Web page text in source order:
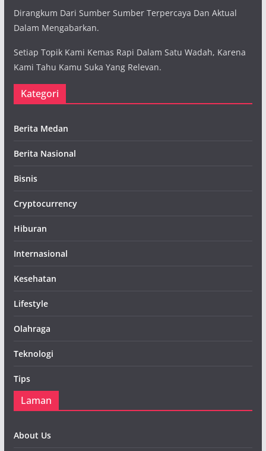
Dirangkum Dari Sumber Sumber Terpercaya Dan Aktual
Dalam Mengabarkan.
Setiap Topik Kami Kemas Rapi Dalam Satu Wadah, Karena
Kami Tahu Kamu Suka Yang Relevan.
Kategori
Berita Medan
Berita Nasional
Bisnis
Cryptocurrency
Hiburan
Internasional
Kesehatan
Lifestyle
Olahraga
Teknologi
Tips
Laman
About Us